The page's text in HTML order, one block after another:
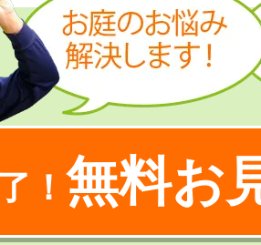
！ 無料お